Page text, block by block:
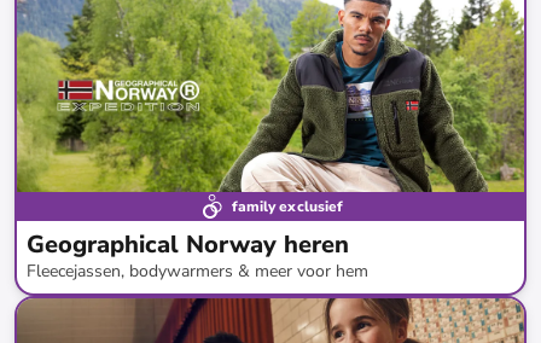
family exclusief
Geographical Norway heren
Fleecejassen, bodywarmers & meer voor hem
Restock